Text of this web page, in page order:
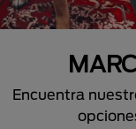
Encuentra